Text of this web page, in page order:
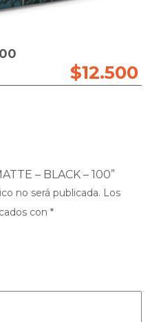
$12.500
– BLACK – 100”
no será publicada. Los
con *